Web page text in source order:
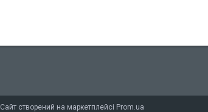
Сайт створений на маркетплейсі Prom.ua